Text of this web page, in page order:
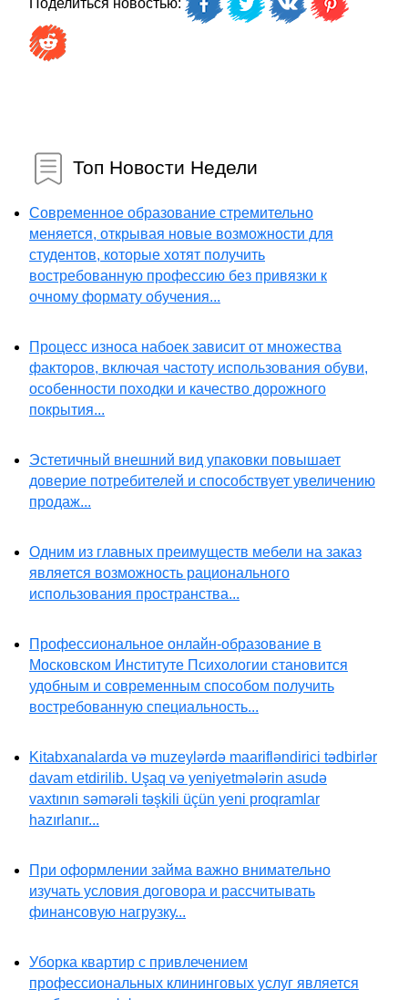
Поделиться новостью:
Топ Новости Недели
Современное образование стремительно
меняется, открывая новые возможности для
студентов, которые хотят получить
востребованную профессию без привязки к
очному формату обучения...
Процесс износа набоек зависит от множества
факторов, включая частоту использования обуви,
особенности походки и качество дорожного
покрытия...
Эстетичный внешний вид упаковки повышает
доверие потребителей и способствует увеличению
продаж...
Одним из главных преимуществ мебели на заказ
является возможность рационального
использования пространства...
Профессиональное онлайн-образование в
Московском Институте Психологии становится
удобным и современным способом получить
востребованную специальность...
Kitabxanalarda və muzeylərdə maarifləndirici tədbirlər
davam etdirilib. Uşaq və yeniyetmələrin asudə
vaxtının səmərəli təşkili üçün yeni proqramlar
hazırlanır...
При оформлении займа важно внимательно
изучать условия договора и рассчитывать
финансовую нагрузку...
Уборка квартир с привлечением
профессиональных клининговых услуг является